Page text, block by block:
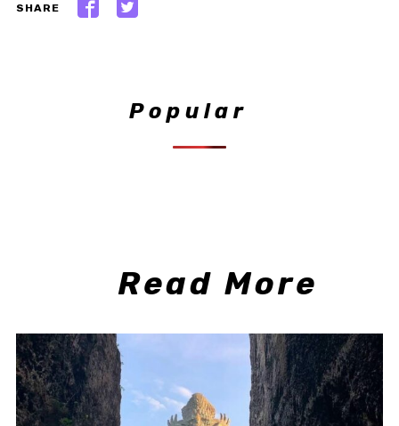
SHARE
Popular
Read More